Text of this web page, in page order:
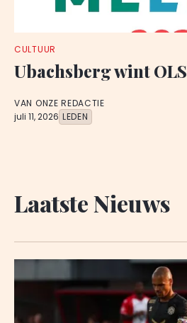
CULTUUR
Ubachsberg wint OLS
VAN ONZE REDACTIE
juli 11, 2026 LEDEN
Laatste Nieuws